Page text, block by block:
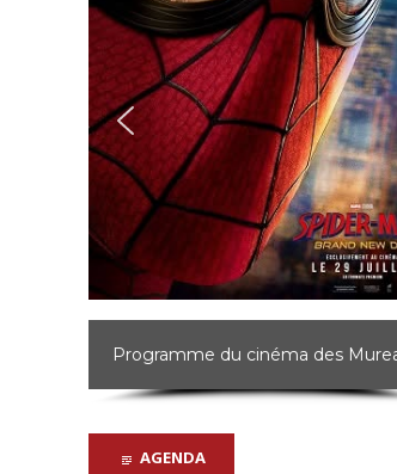
Programme du cinéma d'Achères
AGENDA